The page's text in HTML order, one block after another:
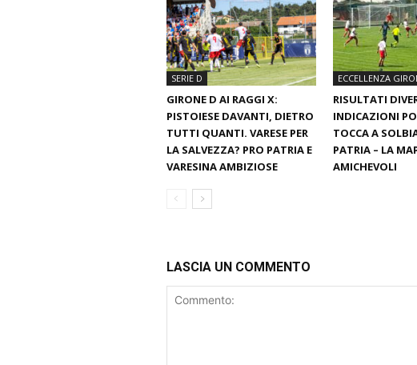
SERIE D
GIRONE D AI RAGGI X:
PISTOIESE DAVANTI, DIETRO
TUTTI QUANTI. VARESE PER
LA SALVEZZA? PRO PATRIA E
VARESINA AMBIZIOSE
ECCELLENZA
RISULTATI
INDICAZIONI
TOCCA A
PATRIA – LA
AMICHEVOLI
LASCIA UN COMMENTO